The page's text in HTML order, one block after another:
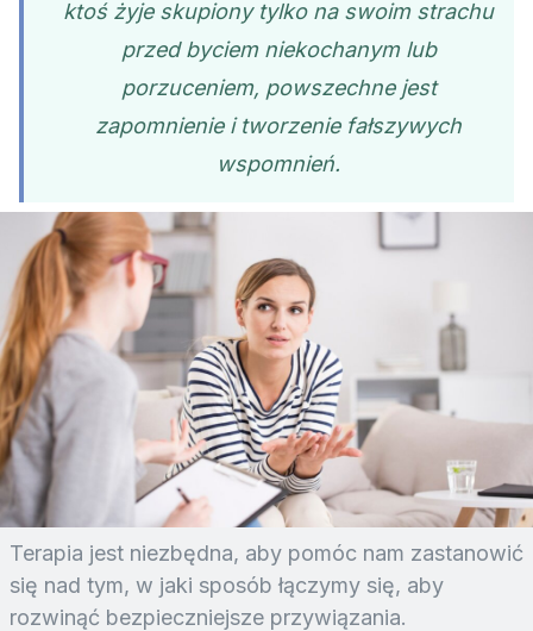
ktoś żyje skupiony tylko na swoim strachu
przed byciem niekochanym lub
porzuceniem, powszechne jest
zapomnienie i tworzenie fałszywych
wspomnień.
Terapia jest niezbędna, aby pomóc nam zastanowić
się nad tym, w jaki sposób łączymy się, aby
rozwinąć bezpieczniejsze przywiązania.